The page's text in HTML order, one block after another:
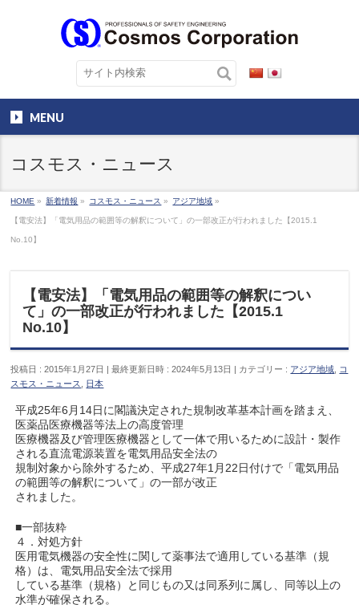
MENU
コスモス・ニュース
HOME » 新着情報 » コスモス・ニュース » アジア地域 »
【電安法】「電気用品の範囲等の解釈について」の一部改正が行われました【2015.1
No.10】
【電安法】「電気用品の範囲等の解釈につい
て」の一部改正が行われました【2015.1
No.10】
投稿日 : 2015年1月27日 最終更新日時 : 2024年5月13日 カテゴリー : アジア地域
コ
スモス・ニュース
日本
平成25年6月14日に閣議決定された規制改革基本計画を踏まえ、
医薬品医療機器等法上の高度管理
医療機器及び管理医療機器として一体で用いるために設計・製作
される直流電源装置を電気用品安全法の
規制対象から除外するため、平成27年1月22日付けで「電気用品
の範囲等の解釈について」の一部が改正
されました。
■一部抜粋
４．対処方針
医用電気機器の安全性に関して薬事法で適用している基準（規
格）は、電気用品安全法で採用
している基準（規格）と同じもの又は同系列に属し、同等以上の
水準が確保される。